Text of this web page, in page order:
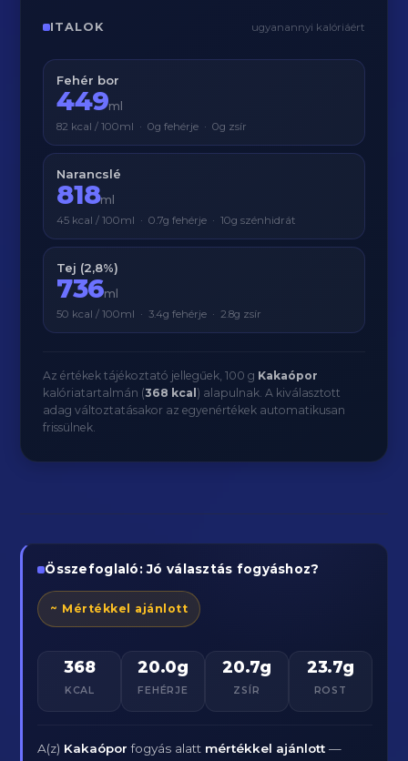
ITALOK ugyanannyi kalóriáért
Fehér bor
449ml
82 kcal / 100ml · 0g fehérje · 0g zsír
Narancslé
818ml
45 kcal / 100ml · 0.7g fehérje · 10g szénhidrát
Tej (2,8%)
736ml
50 kcal / 100ml · 3.4g fehérje · 2.8g zsír
Az értékek tájékoztató jellegűek, 100 g Kakaópor
kalóriatartalmán (368 kcal ) alapulnak. A kiválasztott
adag változtatásakor az egyenértékek automatikusan
frissülnek.
Összefoglaló: Jó választás fogyáshoz?
~ Mértékkel ajánlott
368
KCAL
20.0g
FEHÉRJE
20.7g
ZSÍR
23.7g
ROST
A(z) Kakaópor fogyás alatt mértékkel ajánlott —